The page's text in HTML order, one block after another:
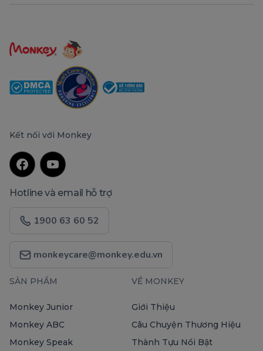
Kết nối với Monkey
Hotline và email hỗ trợ
1900 63 60 52
monkeycare@monkey.edu.vn
SẢN PHẨM
Monkey Junior
Monkey ABC
Monkey Speak
VỀ MONKEY
Giới Thiệu
Câu Chuyện Thương Hiệu
Thành Tựu Nổi Bật